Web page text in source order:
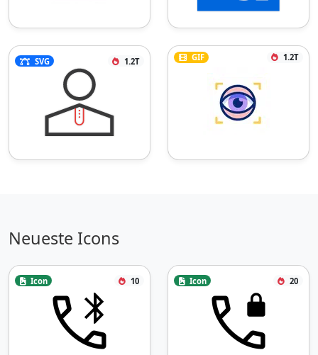
SVG 1.2T GIF 1.2T
Neueste Icons
Icon 10 Icon 20